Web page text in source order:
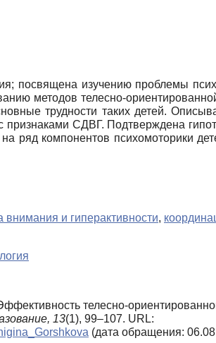
посвящена изучению проблемы
методов телесно-
трудности таких детей.
признаками СДВГ. Подтверждена
ряд компонентов психомоторики
и гиперактивности,
телесно-
13(1), 99–107. URL:
(дата обращения: